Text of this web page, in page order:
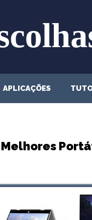
APLICAÇÕES
Melhores